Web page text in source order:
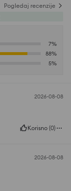
Pogledaj recenzije
7%
88%
5%
2026-08-08
Korisno (0)
2026-08-08